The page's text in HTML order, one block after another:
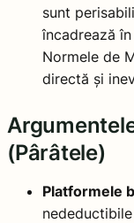
sunt
încadrează
Normele de
directă și
(Pârâtele)
Platformele